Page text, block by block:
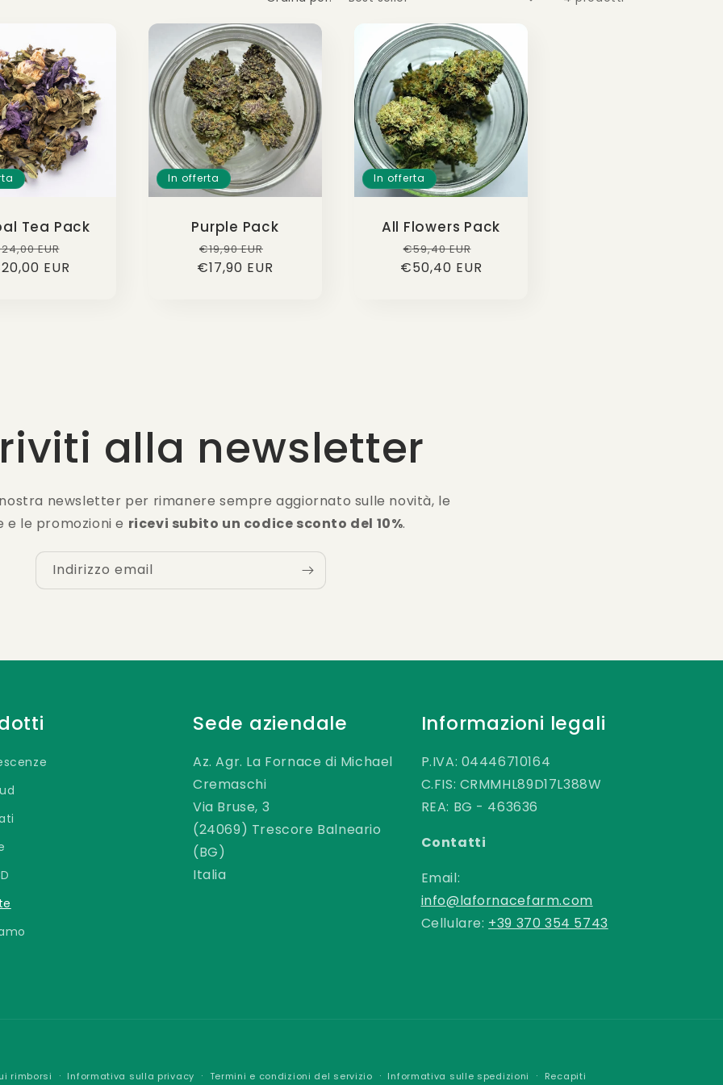
Tea Pack
EUR
scontato
EUR
In offerta
Purple Pack
Prezzo
di
€19,90 EUR
scontato
€17,90 EUR
In offerta
All Flowers Pack
Prezzo
di
€59,40 EUR
scontato
€50,40 EUR
alla newsletter
newsletter per rimanere sempre aggiornato sulle novità, le
le promozioni e ricevi subito un codice sconto del 10%.
Indirizzo email
Sede aziendale
Az. Agr. La Fornace di Michael
Cremaschi
Via Bruse, 3
(24069) Trescore Balneario
(BG)
Italia
Informazioni legali
P.IVA: 04446710164
C.FIS: CRMMHL89D17L388W
REA: BG - 463636
Contatti
Email:
info@lafornacefarm.com
Cellulare: +39 370 354 5743
rimborsi Informativa sulla privacy Termini e condizioni del servizio Informativa sulle spedizioni Recapiti